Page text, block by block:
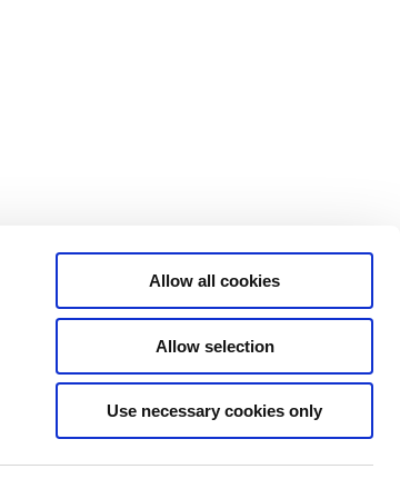
Allow all cookies
Allow selection
Use necessary cookies only